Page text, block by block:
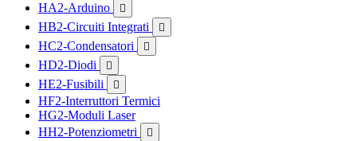
HA2-Arduino

HB2-Circuiti Integrati 
HC2-Condensatori 
HD2-Diodi 
HE2-Fusibili 
HF2-Interruttori Termici
HG2-Moduli Laser
HH2-Potenziometri
